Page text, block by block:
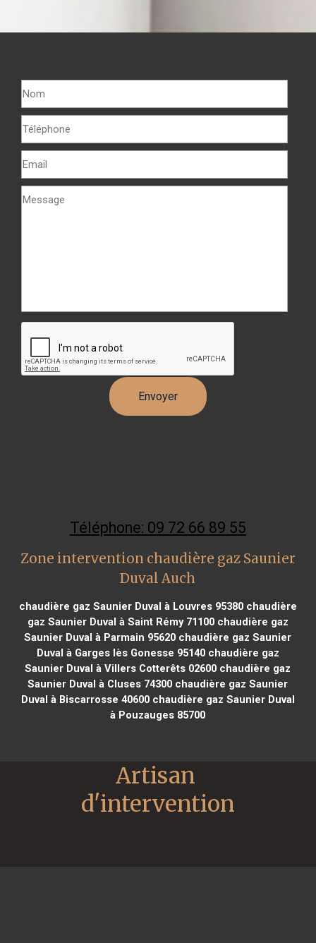
Téléphone: 09 72 66 89 55
Zone intervention chaudière gaz Saunier
Duval Auch
chaudière gaz Saunier Duval à Louvres 95380chaudière
gaz Saunier Duval à Saint Rémy 71100chaudière gaz
Saunier Duval à Parmain 95620 chaudière gaz Saunier
Duval à Garges lès Gonesse 95140chaudière gaz
Saunier Duval à Villers Cotterêts 02600 chaudière gaz
Saunier Duval à Cluses 74300 chaudière gaz Saunier
Duval à Biscarrosse 40600chaudière gaz Saunier Duval
à Pouzauges 85700
Artisan
d'intervention